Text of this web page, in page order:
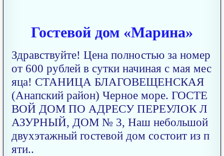
Гостевой дом «Марина»
Здравствуйте! Цена полностью за номер
от 600 рублей в сутки начиная с мая мес
яца! СТАНИЦА БЛАГОВЕЩЕНСКАЯ
(Анапский район) Черное море. ГОСТЕ
ВОЙ ДОМ ПО АДРЕСУ ПЕРЕУЛОК Л
АЗУРНЫЙ, ДОМ № 3, Наш небольшой
двухэтажный гостевой дом состоит из п
яти..